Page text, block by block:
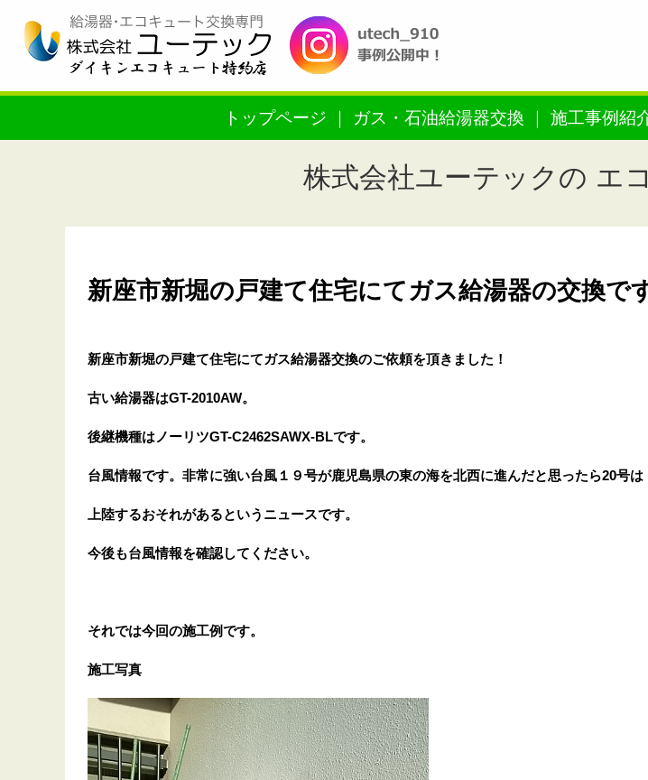
トップページ ガス・石油給湯器交換 施工事例紹
株式会社ユーテックの エ
新座市新堀の戸建て住宅にてガス給湯器の交換で
新座市新堀の戸建て住宅にてガス給湯器交換のご依頼を頂きました！
古い給湯器はGT-2010AW。
後継機種はノーリツGT-C2462SAWX-BLです。
台風情報です。非常に強い台風１９号が鹿児島県の東の海を北西に進んだと思ったら20号は
上陸するおそれがあるというニュースです。
今後も台風情報を確認してください。
それでは今回の施工例です。
施工写真